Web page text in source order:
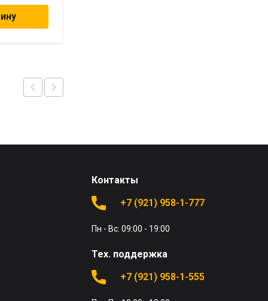
Контакты
+7 (921) 958-1-777
Пн - Вс: 09:00 - 19:00
Тех. поддержка
+7 (921) 958-1-555